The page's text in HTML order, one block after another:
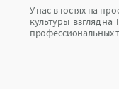
У нас в гостях на
культуры взгляд
профессиональных